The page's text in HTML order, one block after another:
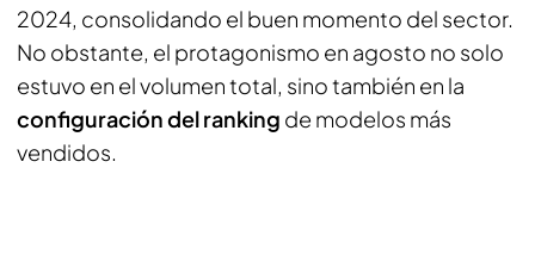
2024, consolidando el buen momento del sector.
No obstante, el protagonismo en agosto no solo
estuvo en el volumen total, sino también en la
configuración del ranking de modelos más
vendidos.